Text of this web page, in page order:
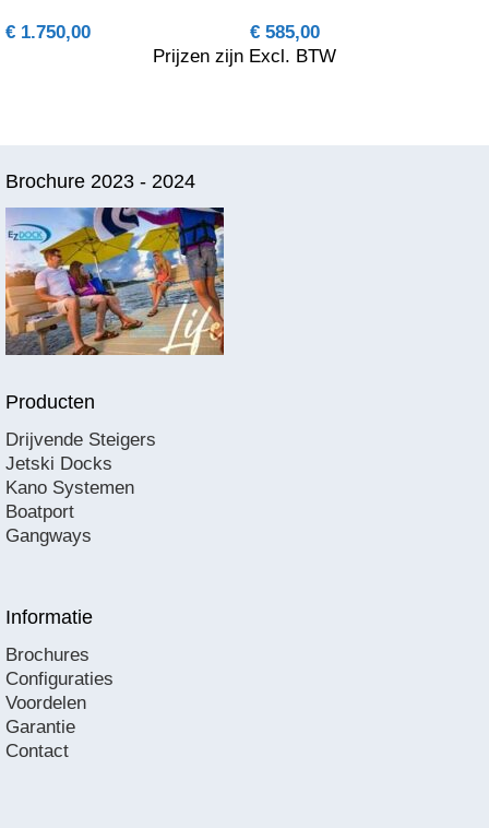
€ 1.750,00 € 585,00
Prijzen zijn Excl. BTW
Brochure 2023 - 2024
Producten
Drijvende Steigers
Jetski Docks
Kano Systemen
Boatport
Gangways
Informatie
Brochures
Configuraties
Voordelen
Garantie
Contact